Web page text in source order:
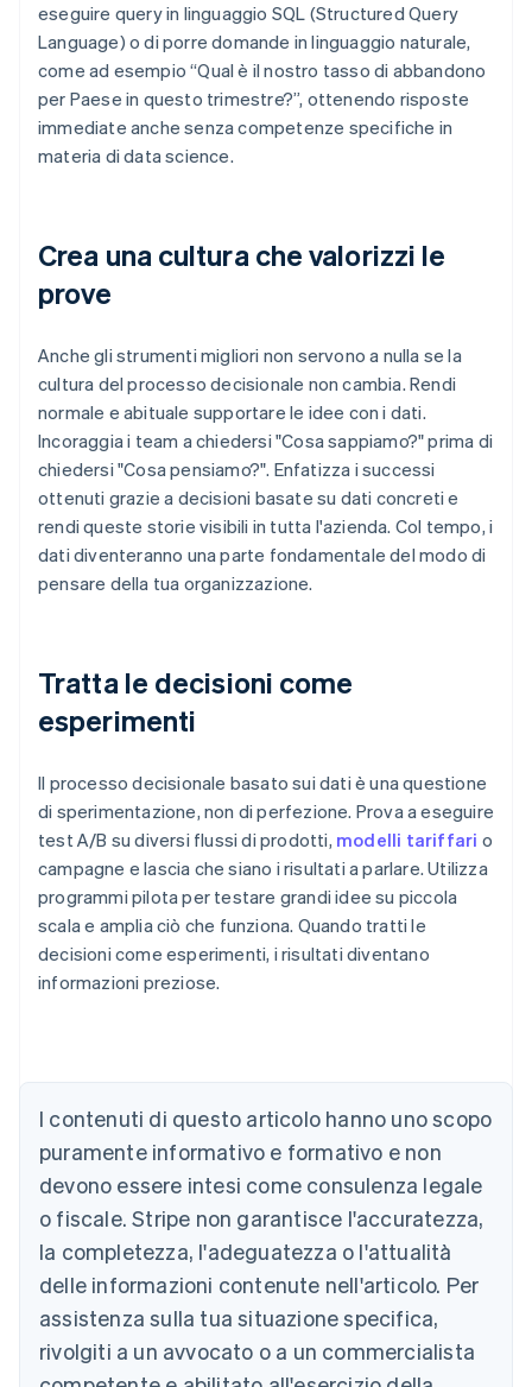
eseguire query in linguaggio SQL (Structured Query
Language) o di porre domande in linguaggio naturale,
come ad esempio “Qual è il nostro tasso di abbandono
per Paese in questo trimestre?”, ottenendo risposte
immediate anche senza competenze specifiche in
materia di data science.
Crea una cultura che valorizzi le
prove
Anche gli strumenti migliori non servono a nulla se la
cultura del processo decisionale non cambia. Rendi
normale e abituale supportare le idee con i dati.
Incoraggia i team a chiedersi "Cosa sappiamo?" prima di
chiedersi "Cosa pensiamo?". Enfatizza i successi
ottenuti grazie a decisioni basate su dati concreti e
rendi queste storie visibili in tutta l'azienda. Col tempo, i
dati diventeranno una parte fondamentale del modo di
pensare della tua organizzazione.
Tratta le decisioni come
esperimenti
Il processo decisionale basato sui dati è una questione
di sperimentazione, non di perfezione. Prova a eseguire
test A/B su diversi flussi di prodotti, modelli tariffari o
campagne e lascia che siano i risultati a parlare. Utilizza
programmi pilota per testare grandi idee su piccola
scala e amplia ciò che funziona. Quando tratti le
decisioni come esperimenti, i risultati diventano
informazioni preziose.
I contenuti di questo articolo hanno uno scopo
puramente informativo e formativo e non
devono essere intesi come consulenza legale
o fiscale. Stripe non garantisce l'accuratezza,
la completezza, l'adeguatezza o l'attualità
delle informazioni contenute nell'articolo. Per
assistenza sulla tua situazione specifica,
rivolgiti a un avvocato o a un commercialista
English
Austria
Deutsch English
Belgio
NederlandsFrançaisDeutschEnglish
PortuguêsEnglish
Bulgaria
English
Canada
English Français
Cina continentale